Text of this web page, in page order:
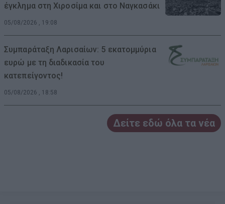
έγκλημα στη Χιροσίμα και στο Ναγκασάκι
05/08/2026 , 19:08
Συμπαράταξη Λαρισαίων: 5 εκατομμύρια
ευρώ με τη διαδικασία του
κατεπείγοντος!
05/08/2026 , 18:58
Δείτε εδώ όλα τα νέα